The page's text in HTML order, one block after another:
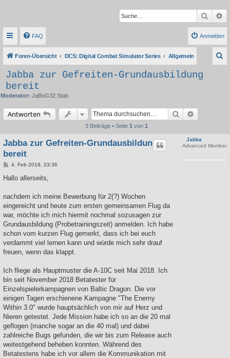
Suche
FAQ Anmelden
Foren-Übersicht DCS: Digital Combat Simulator Series Allgemein
Jabba zur Gefreiten-Grundausbildung
bereit
Moderator: JaBoG32 Stab
Antworten Suche
3 Beiträge • Seite 1 von 1
Jabba
Advanced Member
Jabba zur Gefreiten-Grundausbildung
bereit
B
i
a
4. Feb 2019, 23:36
Hallo allerseits,
nachdem ich meine Bewerbung für 2(?) Wochen
eingereicht und heute zum ersten gemeinsamen Flug da
war, möchte ich mich hiermit nochmal sozusagen zur
Grundausbildung (Probetrainingszeit) anmelden. Ich habe
schon vom kurzen Flug gemerkt, dass ich bei euch
verdammt viel lernen kann und würde mich sehr drauf
freuen, wenn das klappt.
Ich fliege als Hauptmuster die A-10C seit Mai 2018. Ich
bin seit November 2018 Betatester für
Einzelspielerkampagnen von Baltic Dragon. Die vor
einigen Tagen erschienene Kampagne "The Enemy
Within 3.0" wurde hauptsächlich von mir auf Herz und
Nieren getestet. Jede Mission habe ich so an die 20 mal
geflogen (manche sogar an die 40 mal) und dabei
zahlreiche Bugs gefunden, die wir bis zum Release auch
weitestgehend beheben konnten. Während des
Betatestens habe ich vor allem die Kommunikation mit